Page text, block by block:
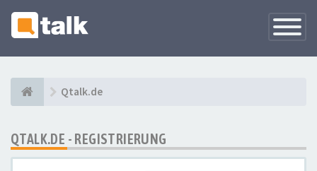
Qtalk.de
QTALK.DE - REGISTRIERUNG